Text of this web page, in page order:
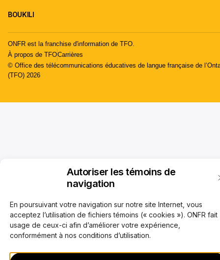
Autoriser les témoins de
navigation
En poursuivant votre navigation sur notre site Internet, vous
acceptez l’utilisation de fichiers témoins (« cookies »). ONFR fait
usage de ceux-ci afin d’améliorer votre expérience,
conformément à nos conditions d’utilisation.
BOUKILI
ONFR est la franchise d'information de TFO.
À propos de TFOCarrières
© Office des télécommunications éducatives de langue française de
(TFO) 2026